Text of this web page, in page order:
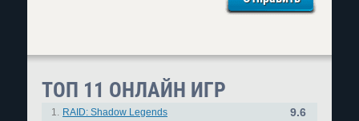
ТОП 11 ОНЛАЙН ИГР
1. RAID: Shadow Legends 9.6